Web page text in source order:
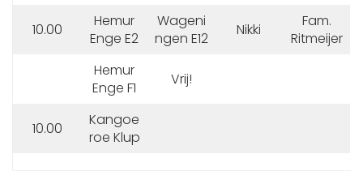
10.00
Hemur
Enge E2
Wageni
ngen E12
Nikki
Fam.
Ritmeijer
Hemur
Enge F1
Vrij!
10.00
Kangoe
roe Klup